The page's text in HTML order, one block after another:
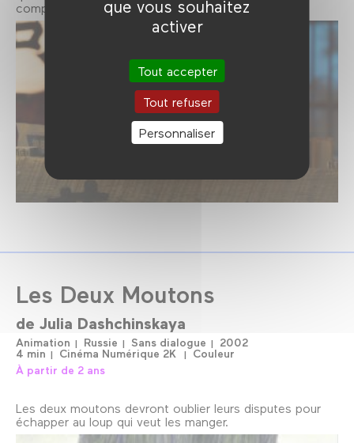
que vous souhaitez
activer
Tout accepter
Tout refuser
Personnaliser
composent pour sauver son meilleur ami le renard.
Les Deux Moutons
de Julia Dashchinskaya
Animation Russie Sans dialogue
2002
4 min
Cinéma Numérique 2K
Couleur
À partir de 2 ans
Les deux moutons devront oublier leurs disputes pour
échapper au loup qui veut les manger.